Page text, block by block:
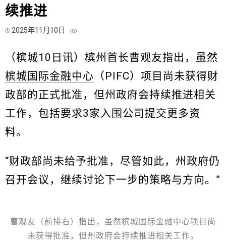
续推进
2025年11月10日
（槟城10日讯）槟州首长曹观友指出，虽然
槟城国际金融中心 （PIFC）项目尚未获得财
政部的正式批准，但州政府会持续推进相关
工作，包括要求3家入围公司提交更多资
料。
“财政部尚未给予批准，尽管如此，州政府仍
召开会议，继续讨论下一步的策略与方向。”
曹观友（前排右）指出，虽然槟城国际金融中心项目尚
未获得批准，但州政府会持续推进相关工作。